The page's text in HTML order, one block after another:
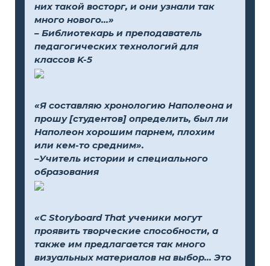
них такой восторг, и они узнали так
много нового...»
– Библиотекарь и преподаватель
педагогических технологий для
классов K-5
«Я составляю хронологию Наполеона и
прошу [студентов] определить, был ли
Наполеон хорошим парнем, плохим
или кем-то средним».
–Учитель истории и специального
образования
«С Storyboard That ученики могут
проявить творческие способности, а
также им предлагается так много
визуальных материалов на выбор... Это